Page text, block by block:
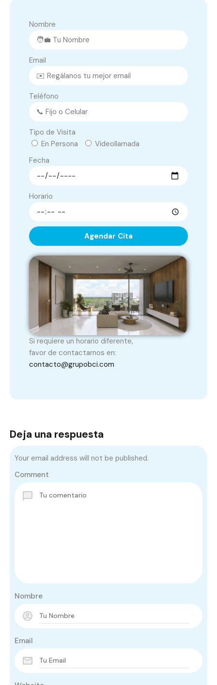
Nombre
Email
Teléfono
Tipo de Visita
En Persona
Videollamada
Fecha
Horario
Agendar Cita
Si requiere un horario diferente,
favor de contactarnos en:
contacto@grupobci.com
Deja una respuesta
Your email address will not be published.
Comment
Nombre
Email